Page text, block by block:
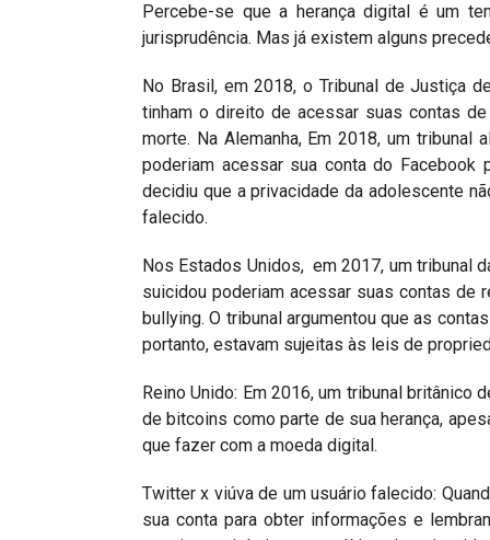
Percebe-se que a herança digital é um
jurisprudência. Mas já existem alguns
No Brasil, em 2018, o Tribunal de Justiça
tinham o direito de acessar suas contas
morte. Na Alemanha, Em 2018, um
poderiam acessar sua conta do
decidiu que a privacidade da adolescente
falecido.
Nos Estados Unidos, em 2017, um tribunal
suicidou poderiam acessar suas contas de
bullying. O tribunal argumentou que as
portanto, estavam sujeitas às leis de
Reino Unido: Em 2016, um tribunal britânico
de bitcoins como parte de sua herança,
que fazer com a moeda digital.
Twitter x viúva de um usuário falecido:
sua conta para obter informações e